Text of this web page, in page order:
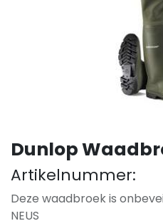
Dunlop
Artikelnummer:
Deze waadbroek is
NEUS